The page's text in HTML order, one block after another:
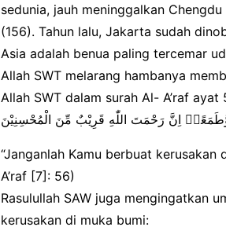
sedunia, jauh meninggalkan
(156). Tahun lalu, Jakarta sudah
Asia adalah benua paling tercemar
Allah SWT melarang hambanya
Allah SWT dalam surah Al- A’raf ayat
وَّطَمَعًاۗ اِنَّ رَحْمَتَ اللّٰهِ قَرِيْبٌ مِّنَ الْمُحْسِنِيْنَ
“Janganlah Kamu berbuat
A’raf [7]: 56)
Rasulullah SAW juga mengingatkan
kerusakan di muka bumi: